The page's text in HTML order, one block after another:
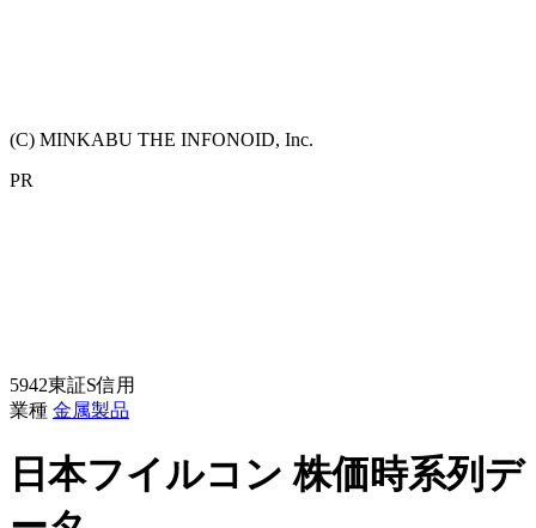
(C) MINKABU THE INFONOID, Inc.
PR
5942東証S信用
業種 金属製品
日本フイルコン株価時系列デ